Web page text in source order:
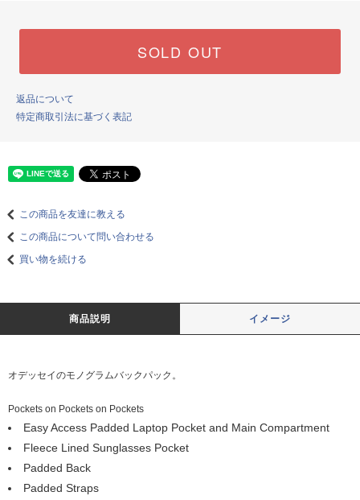
SOLD OUT
返品について
特定商取引法に基づく表記
この商品を友達に教える
この商品について問い合わせる
買い物を続ける
商品説明 イメージ
オデッセイのモノグラムバックパック。
Pockets on Pockets on Pockets
Easy Access Padded Laptop Pocket and Main Compartment
Fleece Lined Sunglasses Pocket
Padded Back
Padded Straps